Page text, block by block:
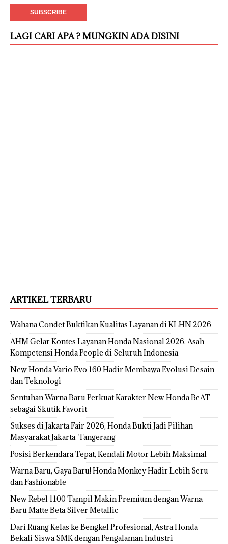
LAGI CARI APA ? MUNGKIN ADA DISINI
ARTIKEL TERBARU
Wahana Condet Buktikan Kualitas Layanan di KLHN 2026
AHM Gelar Kontes Layanan Honda Nasional 2026, Asah
Kompetensi Honda People di Seluruh Indonesia
New Honda Vario Evo 160 Hadir Membawa Evolusi Desain
dan Teknologi
Sentuhan Warna Baru Perkuat Karakter New Honda BeAT
sebagai Skutik Favorit
Sukses di Jakarta Fair 2026, Honda Bukti Jadi Pilihan
Masyarakat Jakarta-Tangerang
Posisi Berkendara Tepat, Kendali Motor Lebih Maksimal
Warna Baru, Gaya Baru! Honda Monkey Hadir Lebih Seru
dan Fashionable
New Rebel 1100 Tampil Makin Premium dengan Warna
Baru Matte Beta Silver Metallic
Dari Ruang Kelas ke Bengkel Profesional, Astra Honda
Bekali Siswa SMK dengan Pengalaman Industri